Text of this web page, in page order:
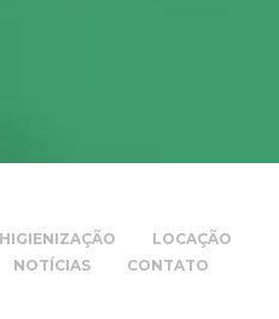
HIGIENIZAÇÃO
LOCAÇÃO
NOTÍCIAS CONTATO